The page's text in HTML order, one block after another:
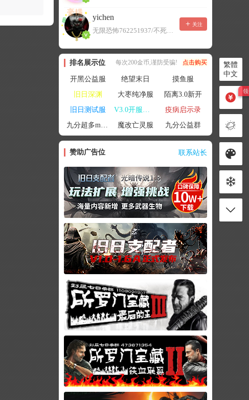
yichen
无限恐怖762251937/不死者末日1080207504
关注
排名展示位 每次200金币,谨防受骗! 点击购买
开黑公益服 绝望末日
摸鱼服
旧日深渊
大枣纯净服
陌离3.0新开
旧日测试服
V3.0开服联机
疫病启示录
九分超多mod群
魔改亡灵服 九分公益群
赞助广告位 联系站长
繁體
中文